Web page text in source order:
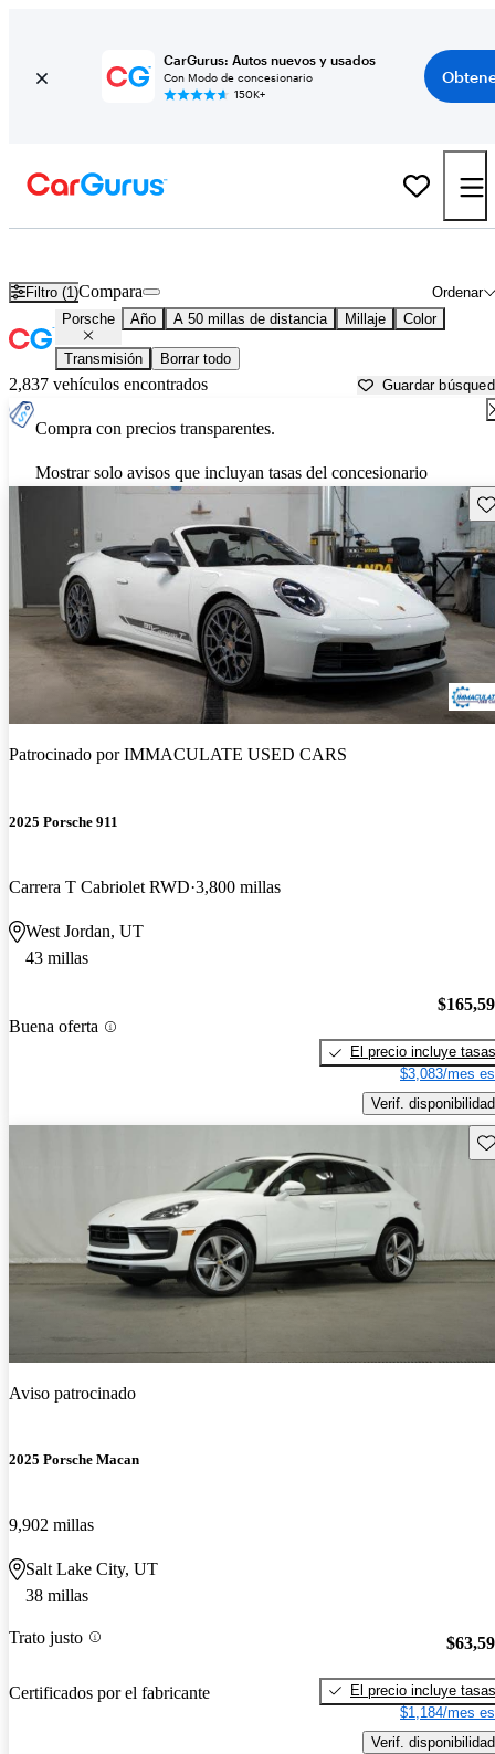
CarGurus: Autos nuevos y usados
Con Modo de concesionario
150K+
Filtro (1) Ordenar
Compara
Porsche Año A 50 millas de distancia Millaje Color
Transmisión Borrar todo
2,837 vehículos encontrados Guardar
Compra con precios transparentes.
Mostrar solo avisos que incluyan tasas del concesionario
Patrocinado porIMMACULATE USED CARS
2025 Porsche 911
Carrera T Cabriolet RWD 3,800 millas
West Jordan, UT
43 millas
Buena oferta
El precio incluye tasas
$3,083/mes
Verif. disponibilidad
Aviso patrocinado
2025 Porsche Macan
9,902 millas
Salt Lake City, UT
38 millas
Trato justo
Certificados por el fabricante
El precio incluye tasas
$1,184/mes
Verif. disponibilidad